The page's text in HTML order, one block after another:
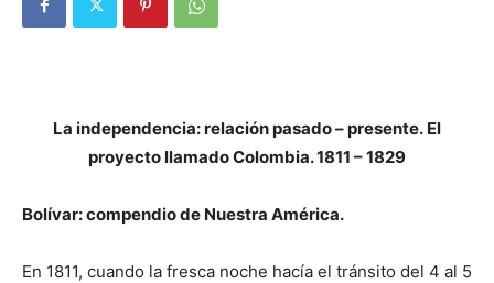
La independencia: relación pasado – presente. El
proyecto llamado Colombia. 1811 – 1829
Bolívar: compendio de Nuestra América.
En 1811, cuando la fresca noche hacía el tránsito del 4 al 5